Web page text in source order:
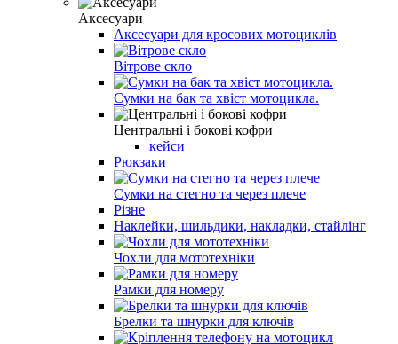
Аксесуари
Аксесуари для кросових мотоциклів
Вітрове скло
Сумки на бак та хвіст мотоцикла.
Центральні і бокові кофри
кейси
Рюкзаки
Сумки на стегно та через плече
Різне
Наклейки, шильдики, накладки, стайлінг
Чохли для мототехніки
Рамки для номеру
Брелки та шнурки для ключів